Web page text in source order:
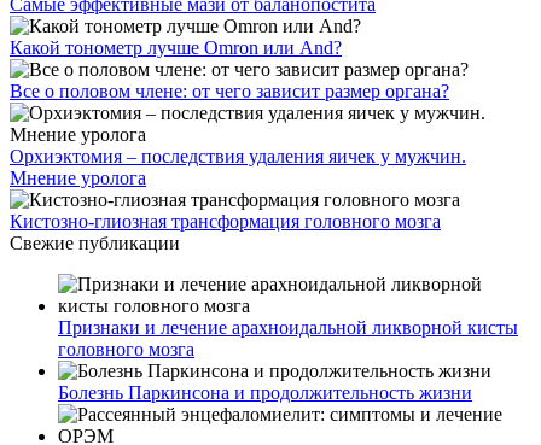
Какой тонометр лучше Omron или And?
Все о половом члене: от чего зависит размер органа?
Орхиэктомия – последствия удаления яичек у мужчин.
Мнение уролога
Кистозно-глиозная трансформация головного мозга
Свежие публикации
Признаки и лечение арахноидальной ликворной кисты
головного мозга
Болезнь Паркинсона и продолжительность жизни